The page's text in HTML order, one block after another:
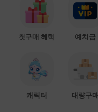
첫구매 혜택 예치금
캐릭터 대량구매